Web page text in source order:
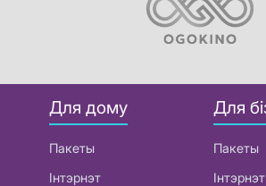
Для дому
Пакеты
Інтэрнэт
Для
Пакеты
Інтэрнэт